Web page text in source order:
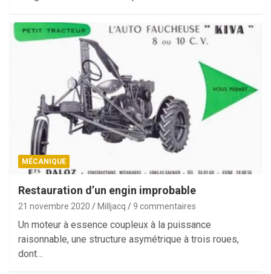
MÉCANIQUE
Restauration d’un engin improbable
21 novembre 2020 Milljacq 9 commentaires
Un moteur à essence coupleux à la puissance
raisonnable, une structure asymétrique à trois roues,
dont…